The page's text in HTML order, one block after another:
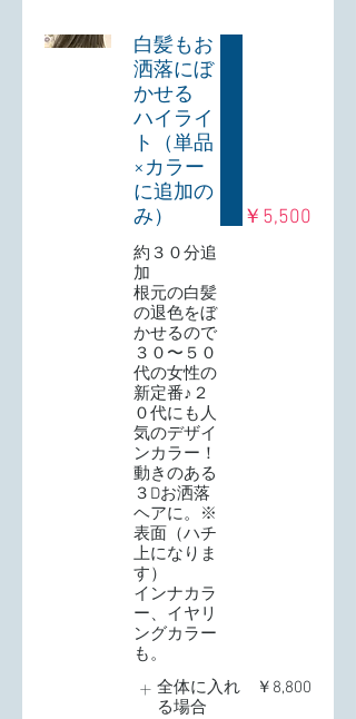
白髪もお
洒落にぼ
かせる
ハイライ
ト（単品
×カラー
に追加の
み）
約３０分追
加
根元の白髪
の退色をぼ
かせるので
３０〜５０
代の女性の
新定番♪２
０代にも人
気のデザイ
ンカラー！
動きのある
３Dお洒落
ヘアに。※
表面（ハチ
上になりま
す）
インナカラ
ー、イヤリ
ングカラー
も。
￥5,500
全体に入れ
る場合
￥8,800